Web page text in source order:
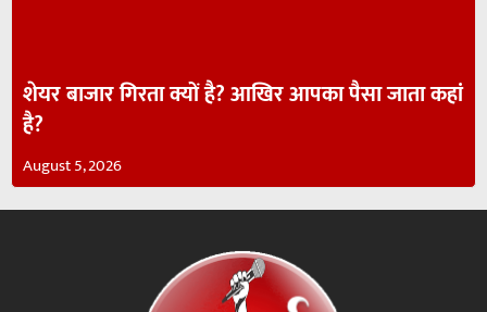
शेयर बाजार गिरता क्यों है? आखिर आपका पैसा जाता कहां
है?
August 5, 2026